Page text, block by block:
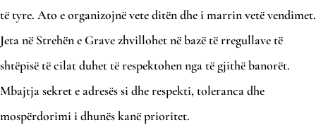
të tyre. Ato e organizojnë vete ditën dhe i marrin vetë vendimet.
Jeta në Strehën e Grave zhvillohet në bazë të rregullave të
shtëpisë të cilat duhet të respektohen nga të gjithë banorët.
Mbajtja sekret e adresës si dhe respekti, toleranca dhe
mospërdorimi i dhunës kanë prioritet.